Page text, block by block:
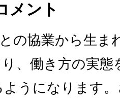
メント
の協業から生ま
、働き方の実
うになります